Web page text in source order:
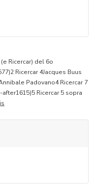
Ricercar) del 6o
Ricercar 4Jacques Buus
Padovano4 Ricercar 7
Ricercar 5 sopra